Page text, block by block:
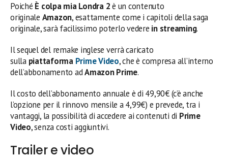
Poiché È colpa mia Londra 2è un contenuto
originale Amazon, esattamente come i capitoli della saga
originale, sarà facilissimo poterlo vedere in streaming.
Il sequel del remake inglese verrà caricato
sulla piattaforma Prime Video, che è compresa all’interno
dell’abbonamento adAmazon Prime.
Il costo dell’abbonamento annuale è di 49,90€ (c’è anche
l’opzione per il rinnovo mensile a 4,99€) e prevede, tra i
vantaggi, la possibilità di accedere ai contenuti di Prime
Video, senza costi aggiuntivi.
Trailer e video